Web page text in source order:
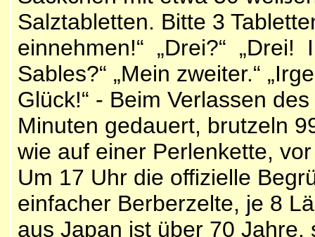
Salztabletten. Bitte 3
einnehmen!“ „Drei?“ „Drei!
Sables?“ „Mein zweiter.“
Glück!“ - Beim Verlassen
Minuten gedauert, brutzeln
wie auf einer Perlenkette,
Um 17 Uhr die offizielle
einfacher Berberzelte, je 8
aus Japan ist über 70